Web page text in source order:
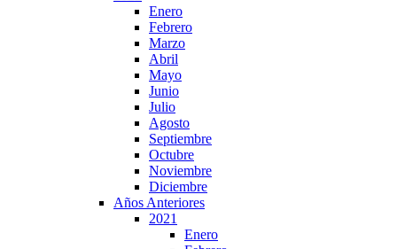
Enero
Febrero
Marzo
Abril
Mayo
Junio
Julio
Agosto
Septiembre
Octubre
Noviembre
Diciembre
Años Anteriores
2021
Enero